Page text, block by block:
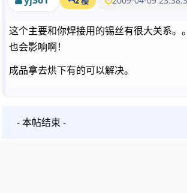
这个主要和你焊接用的锡丝有很大关系。
也会影响啊！
成品拿去烘下有的可以解决。
- 本帖结束 -